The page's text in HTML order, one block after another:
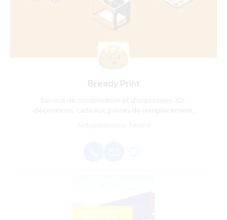
Bready Print
Service de modélisation et d'impression 3D :
décorations, cadeaux, pièces de remplacement,